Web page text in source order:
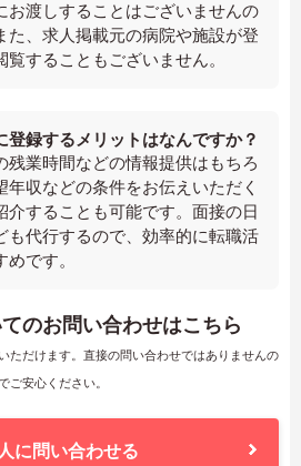
お渡しすることはございませんの
た、求人掲載元の病院や施設が登
することもございません。
登録するメリットはなんですか？
残業時間などの情報提供はもちろ
年収などの条件をお伝えいただく
介することも可能です。面接の日
も代行するので、効率的に転職活
です。
のお問い合わせはこちら
ただけます。直接の問い合わせではありませんの
ご安心ください。
に問い合わせる